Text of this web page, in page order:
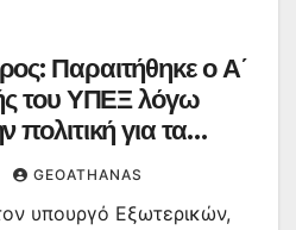
Παραιτήθηκε ο Α΄
του ΥΠΕΞ λόγω
πολιτική για τα
GEOATHANAS
υπουργό Εξωτερικών,